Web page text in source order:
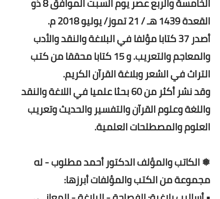
القعدة 1439 هـ / 21 تموز/ يوليو 2018 م.
أصدر 37 كتابا مؤلفا في البلاغة والنقد والأدب
والمعاجم والتعريب. و 15 كتابا محققا من كتب
التراث في الشعر وبلاغة القرآن الكريم.
وقد نشر أكثر من 60 بحثا علميا في اللاغة والنقد
واللغة وعلوم القرآن والتفسير والحديث وتعريب
العلوم والمصطلحات العلمية.
❅ الكاتب والمؤلف الدكتور أحمد مطلوب - له
مجموعة من الكتب والمؤلفات أبرزها: